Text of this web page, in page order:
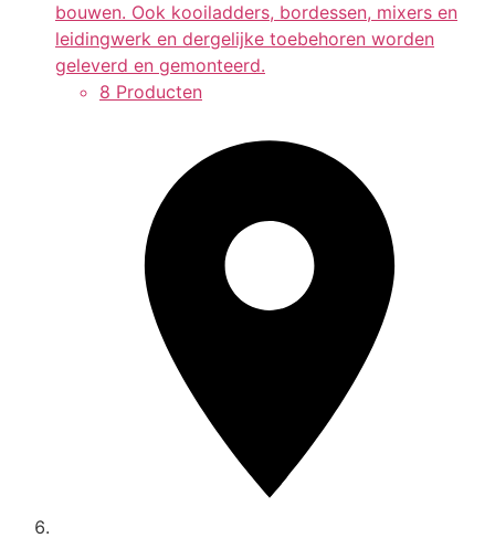
bouwen. Ook kooiladders, bordessen, mixers en
leidingwerk en dergelijke toebehoren worden
geleverd en gemonteerd.
8 Producten